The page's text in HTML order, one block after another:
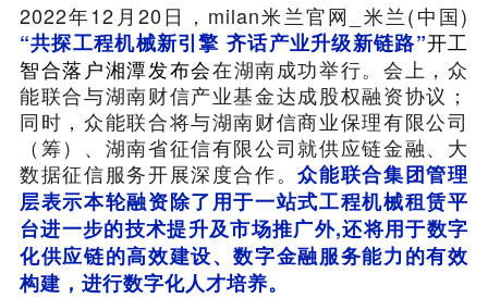
2022年12月20日，milan米兰官网_米兰(中国)
“共探工程机械新引擎 齐话产业升级新链路”开工
智合落户湘潭发布会在湖南成功举行。会上，众
能联合与湖南财信产业基金达成股权融资协议；
同时，众能联合将与湖南财信商业保理有限公司
（筹）、湖南省征信有限公司就供应链金融、大
数据征信服务开展深度合作。众能联合集团管理
层表示本轮融资除了用于一站式工程机械租赁平
台进一步的技术提升及市场推广外,还将用于数字
化供应链的高效建设、数字金融服务能力的有效
构建，进行数字化人才培养。